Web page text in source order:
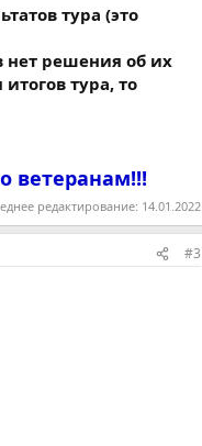
тура (это
нет решения об их
тура, то
ветеранам!!!
редактирование: 14.01.2022
#3